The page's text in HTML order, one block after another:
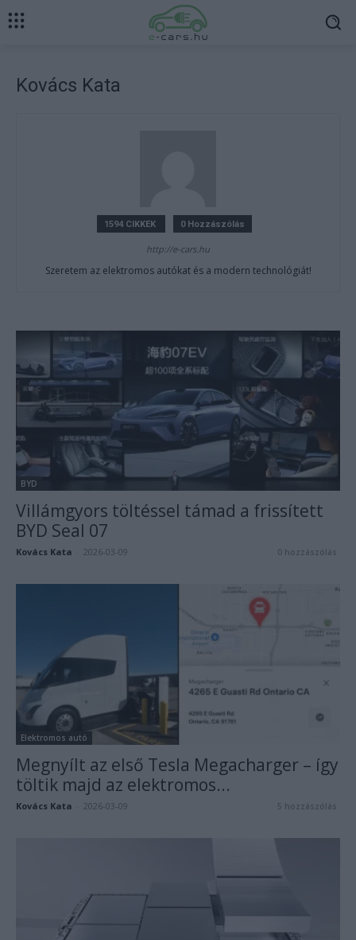
Kovács Kata
1594 CIKKEK 0 Hozzászólás
http://e-cars.hu
Szeretem az elektromos autókat és a modern technológiát!
BYD
Villámgyors töltéssel támad a frissített
BYD Seal 07
Kovács Kata 2026-03-09 0 hozzászólás
Elektromos autó
Megnyílt az első Tesla Megacharger – így
töltik majd az elektromos...
Kovács Kata 2026-03-09 5 hozzászólás